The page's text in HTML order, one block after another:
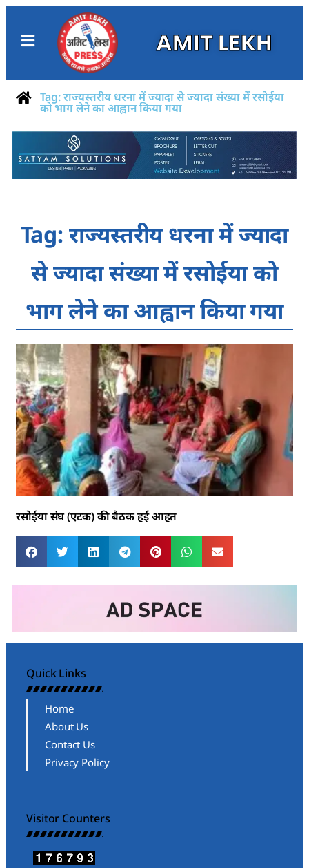
AMIT LEKH
Tag: राज्यस्तरीय धरना में ज्यादा से ज्यादा संख्या में रसोईया
को भाग लेने का आह्वान किया गया
Tag: राज्यस्तरीय धरना में ज्यादा
से ज्यादा संख्या में रसोईया को
भाग लेने का आह्वान किया गया
रसोईया संघ (एटक) की बैठक हुई आहुत
Quick Links
Home
About Us
Contact Us
Privacy Policy
Visitor Counters